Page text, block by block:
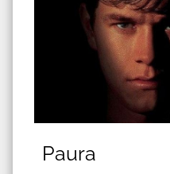
Paura